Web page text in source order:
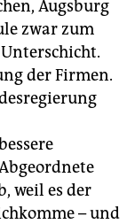
Augsburg
zwar zum
der Firmen.
weil es der
– und